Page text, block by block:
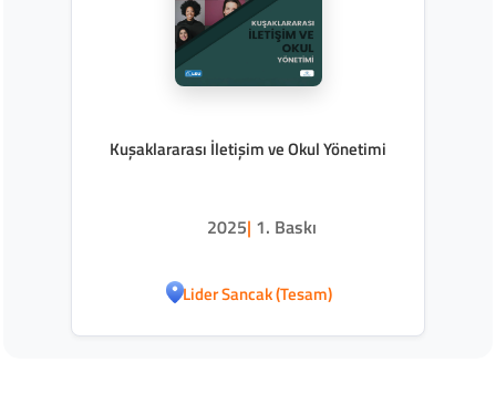
Kuşaklararası İletişim ve Okul Yönetimi
2025| 1. Baskı
Lider Sancak (Tesam)